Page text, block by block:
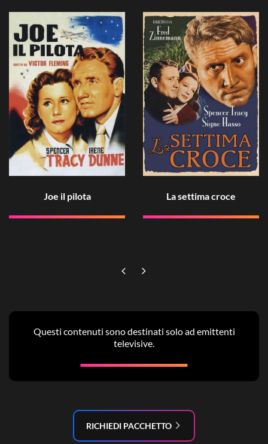
Joe il pilota La settima croce
Questi contenuti sono destinati solo ad emittenti
televisive.
RICHIEDI PACCHETTO